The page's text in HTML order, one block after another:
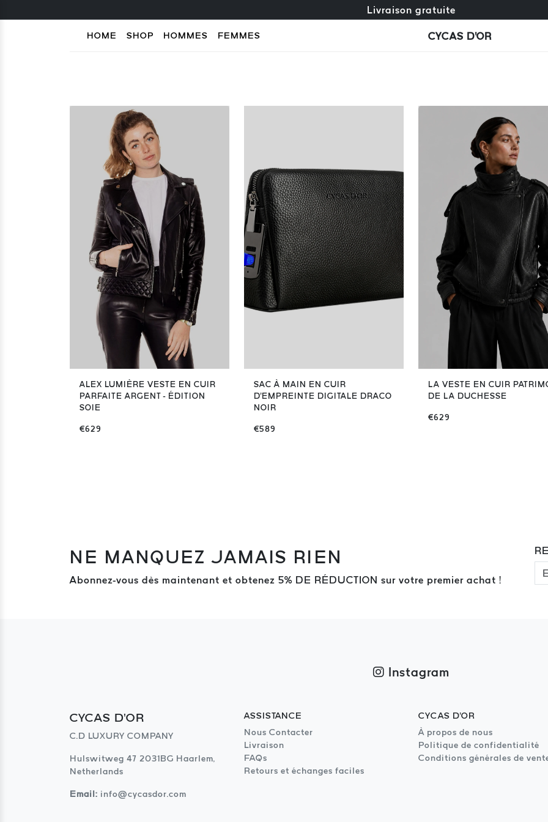
Échange gratuit + retours gratuits
Livraison gratuite
HOME SHOP HOMMES FEMMES CYCAS D'OR
ALEX LUMIÈRE VESTE EN CUIR
PARFAITE ARGENT - ÉDITION
SOIE
€629
SAC À MAIN EN CUIR
D'EMPREINTE DIGITALE DRACO
NOIR
€589
LA VESTE EN CUIR
DE LA DUCHESSE
€629
NE MANQUEZ JAMAIS RIEN
Abonnez-vous dès maintenant et obtenez 5% DE RÉDUCTION sur votre premier achat !
Instagram
CYCAS D'OR
C.D LUXURY COMPANY
Hulswitweg 47 2031BG Haarlem,
Netherlands
Email: info@cycasdor.com
ASSISTANCE
Nous Contacter
Livraison
FAQs
Retours et échanges faciles
CYCAS D'OR
À propos de nous
Politique de confidentialité
Conditions générales de